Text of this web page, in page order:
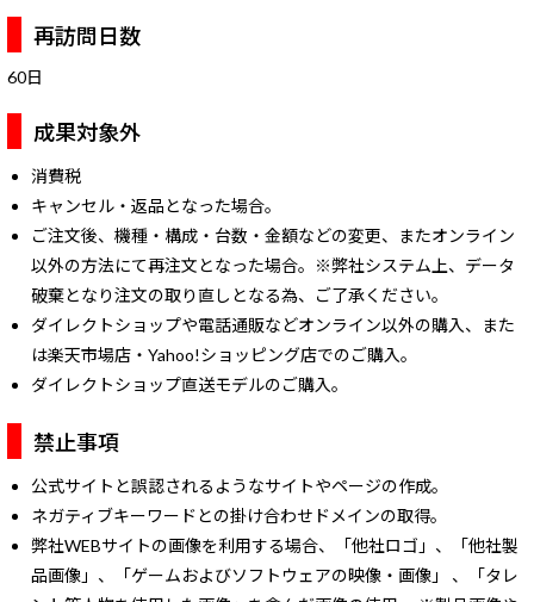
再訪問日数
60日
成果対象外
消費税
キャンセル・返品となった場合。
ご注文後、機種・構成・台数・金額などの変更、またオンライン
以外の方法にて再注文となった場合。※弊社システム上、データ
破棄となり注文の取り直しとなる為、ご了承ください。
ダイレクトショップや電話通販などオンライン以外の購入、また
は楽天市場店・Yahoo!ショッピング店でのご購入。
ダイレクトショップ直送モデルのご購入。
禁止事項
公式サイトと誤認されるようなサイトやページの作成。
ネガティブキーワードとの掛け合わせドメインの取得。
弊社WEBサイトの画像を利用する場合、「他社ロゴ」、「他社製
品画像」、「ゲームおよびソフトウェアの映像・画像」 、「タレ